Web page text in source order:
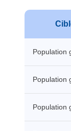
Population
Population
Population